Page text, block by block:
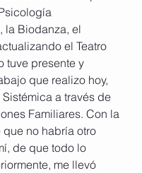
la Biodanza, el
el Teatro
tuve presente y
que realizo hoy,
a través de
Familiares. Con la
no habría otro
de que todo lo
me llevó